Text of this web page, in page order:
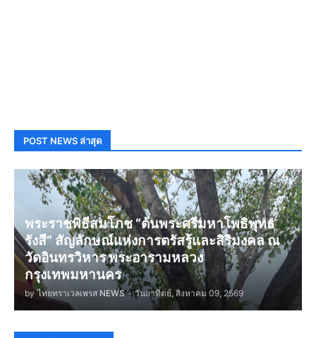
POST NEWS ล่าสุด
พระราชพิธีสมโภช “ต้นพระศรีมหาโพธิพุทธ
รังสี” สัญลักษณ์แห่งการตรัสรู้และสิริมงคล ณ
วัดอินทรวิหาร พระอารามหลวง
กรุงเทพมหานคร
by ไทยทราเวลเพรส NEWS - วันอาทิตย์, สิงหาคม 09, 2569